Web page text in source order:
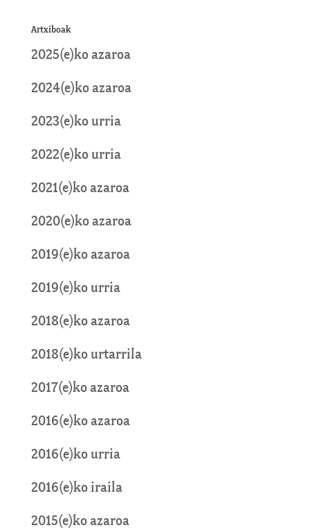
Artxiboak
2025(e)ko azaroa
2024(e)ko azaroa
2023(e)ko urria
2022(e)ko urria
2021(e)ko azaroa
2020(e)ko azaroa
2019(e)ko azaroa
2019(e)ko urria
2018(e)ko azaroa
2018(e)ko urtarrila
2017(e)ko azaroa
2016(e)ko azaroa
2016(e)ko urria
2016(e)ko iraila
2015(e)ko azaroa